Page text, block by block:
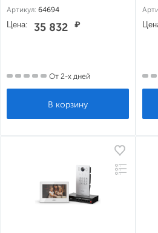
Артикул: 64694
Цена: 35 832 ₽
От 2-х дней